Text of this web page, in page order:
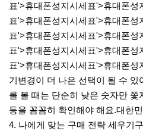
표'>휴대폰성지시세표'>휴대폰성
표'>휴대폰성지시세표'>휴대폰성
표'>휴대폰성지시세표'>휴대폰성
표'>휴대폰성지시세표'>휴대폰성
표'>휴대폰성지시세표'>휴대폰성
기변경이 더 나은 선택이 될 수 있
를 볼 때는 단순히 낮은 숫자만
등을 꼼꼼히 확인해야 해요.​대한
4. 나에게 맞는 구매 전략 세우기​